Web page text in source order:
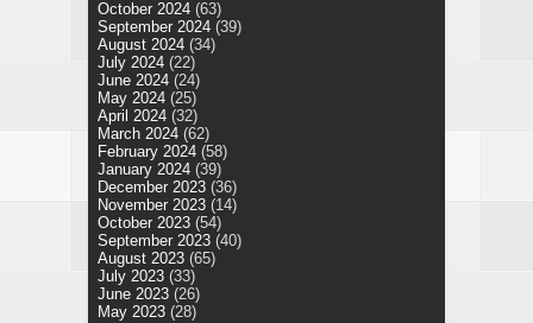
October 2024 (63)
September 2024 (39)
August 2024 (34)
July 2024 (22)
June 2024 (24)
May 2024 (25)
April 2024 (32)
March 2024 (62)
February 2024 (58)
January 2024 (39)
December 2023 (36)
November 2023 (14)
October 2023 (54)
September 2023 (40)
August 2023 (65)
July 2023 (33)
June 2023 (26)
May 2023 (28)